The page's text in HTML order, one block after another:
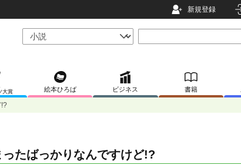
新規登録
大賞
絵本ひろば ビジネス 書籍
たばっかりなんですけど!?